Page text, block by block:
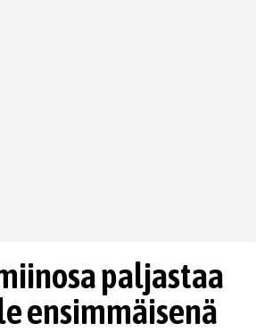
paljastaa
ensimmäisenä